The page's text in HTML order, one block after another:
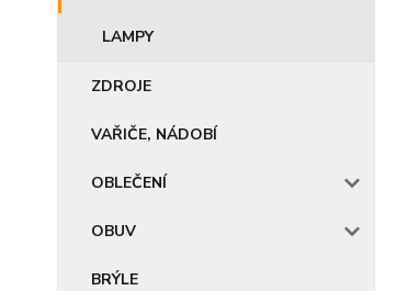
LAMPY
ZDROJE
VAŘIČE, NÁDOBÍ
OBLEČENÍ
OBUV
BRÝLE